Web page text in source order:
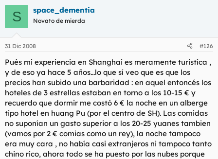
i
c
i
a
d
o
d
e
l
t
e
a
h
a
e
i
c
i
o
S space_dementia
Novato de mierda
31 Dic 2008 #126
Pués mi experiencia en Shanghai es meramente turistíca ,
y de eso ya hace 5 años...lo que sí veo que es que los
precios han subido una barbaridad : en aquel entoncés los
hoteles de 3 estrellas estaban en torno a los 10-15 € y
recuerdo que dormir me costó 6 € la noche en un alberge
tipo hotel en huang Pu (por el centro de SH). Las comidas
no suponían un gasto superior a los 20-25 yuanes tambien
(vamos por 2 € comias como un rey), la noche tampoco
era muy cara , no había casi extranjeros ni tampoco tanto
chino rico, ahora todo se ha puesto por las nubes porque